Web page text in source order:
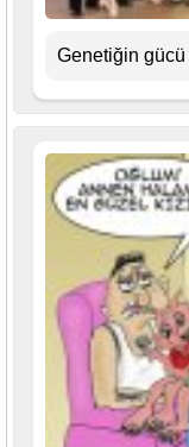
Genetiğin gücü